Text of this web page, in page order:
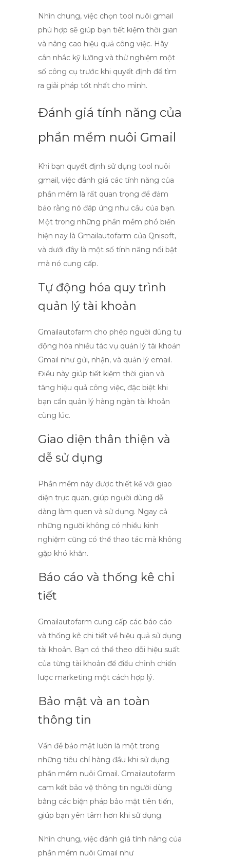
Nhìn chung, việc chọn tool nuôi gmail
phù hợp sẽ giúp bạn tiết kiệm thời gian
và nâng cao hiệu quả công việc. Hãy
cân nhắc kỹ lưỡng và thử nghiệm một
số công cụ trước khi quyết định để tìm
ra giải pháp tốt nhất cho mình.
Đánh giá tính năng của
phần mềm nuôi Gmail
Khi bạn quyết định sử dụng tool nuôi
gmail, việc đánh giá các tính năng của
phần mềm là rất quan trọng để đảm
bảo rằng nó đáp ứng nhu cầu của bạn.
Một trong những phần mềm phổ biến
hiện nay là Gmailautofarm của Qnisoft,
và dưới đây là một số tính năng nổi bật
mà nó cung cấp.
Tự động hóa quy trình
quản lý tài khoản
Gmailautofarm cho phép người dùng tự
động hóa nhiều tác vụ quản lý tài khoản
Gmail như gửi, nhận, và quản lý email.
Điều này giúp tiết kiệm thời gian và
tăng hiệu quả công việc, đặc biệt khi
bạn cần quản lý hàng ngàn tài khoản
cùng lúc.
Giao diện thân thiện và
dễ sử dụng
Phần mềm này được thiết kế với giao
diện trực quan, giúp người dùng dễ
dàng làm quen và sử dụng. Ngay cả
những người không có nhiều kinh
nghiệm cũng có thể thao tác mà không
gặp khó khăn.
Báo cáo và thống kê chi
tiết
Gmailautofarm cung cấp các báo cáo
và thống kê chi tiết về hiệu quả sử dụng
tài khoản. Bạn có thể theo dõi hiệu suất
của từng tài khoản để điều chỉnh chiến
lược marketing một cách hợp lý.
Bảo mật và an toàn
thông tin
Vấn đề bảo mật luôn là một trong
những tiêu chí hàng đầu khi sử dụng
phần mềm nuôi Gmail. Gmailautofarm
cam kết bảo vệ thông tin người dùng
bằng các biện pháp bảo mật tiên tiến,
giúp bạn yên tâm hơn khi sử dụng.
Nhìn chung, việc đánh giá tính năng của
phần mềm nuôi Gmail như